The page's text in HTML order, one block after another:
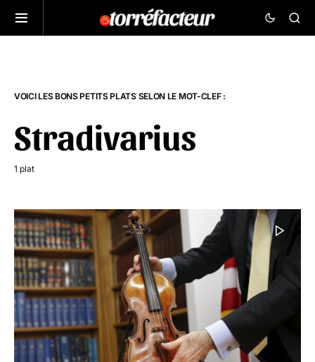
VOICI LES BONS PETITS PLATS SELON LE MOT-CLEF :
Stradivarius
1 plat